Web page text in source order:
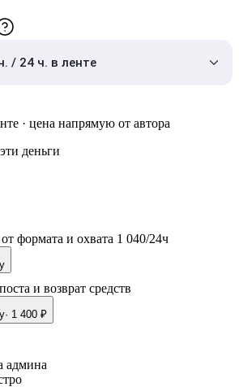
/ 24 ч. в ленте
· цена напрямую от автора
деньги
формата и охвата 1 040/24ч
и возврат средств
· 1 400 ₽
админа